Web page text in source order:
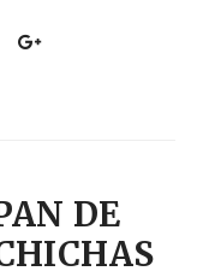
DE